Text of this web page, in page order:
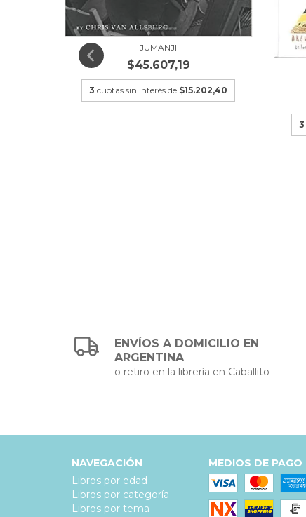
JUMANJI
$45.607,19
3 cuotas sin interés de $15.202,40
3
ENVÍOS A DOMICILIO EN
ARGENTINA
o retiro en la librería en Caballito
NAVEGACIÓN
Libros por edad
Libros por categoría
Libros por tema
MEDIOS DE PAGO